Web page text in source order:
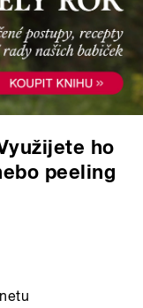
ho
peeling